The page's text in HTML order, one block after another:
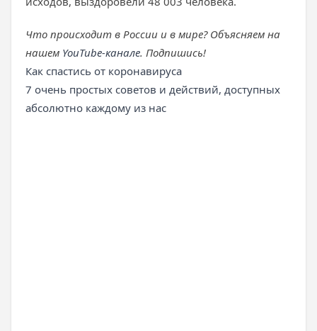
Что происходит в России и в мире? Объясняем на
нашем YouTube-канале. Подпишись!
Как спастись от коронавируса
7 очень простых советов и действий, доступных
абсолютно каждому из нас